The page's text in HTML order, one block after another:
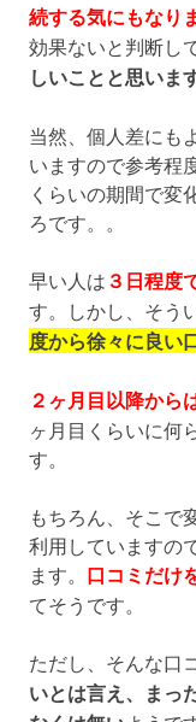
続する気にもなり
効果ないと判断し
しいことと思いま
当然、個人差にも
いますので参考程
くらいの期間で変
ろです。。
早い人は ３日程度
す。しかし、そう
度から徐々に良い
２ヶ月目以降から
ヶ月目くらいに何
す。
もちろん、そこで
利用していますの
ます。 口コミだけ
てそうです。
ただし、そんな口
いとは言え、まっ